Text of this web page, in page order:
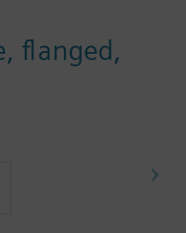
flanged,